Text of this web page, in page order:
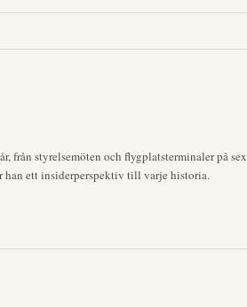
från styrelsemöten och flygplatsterminaler på sex
han ett insiderperspektiv till varje historia.